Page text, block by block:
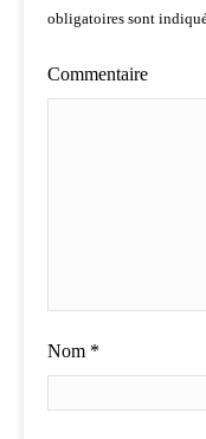
obligatoires sont
Commentaire
Nom *